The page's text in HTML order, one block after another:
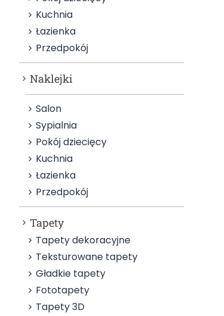
Kuchnia
Łazienka
Przedpokój
Naklejki
Salon
Sypialnia
Pokój dziecięcy
Kuchnia
Łazienka
Przedpokój
Tapety
Tapety dekoracyjne
Teksturowane tapety
Gładkie tapety
Fototapety
Tapety 3D